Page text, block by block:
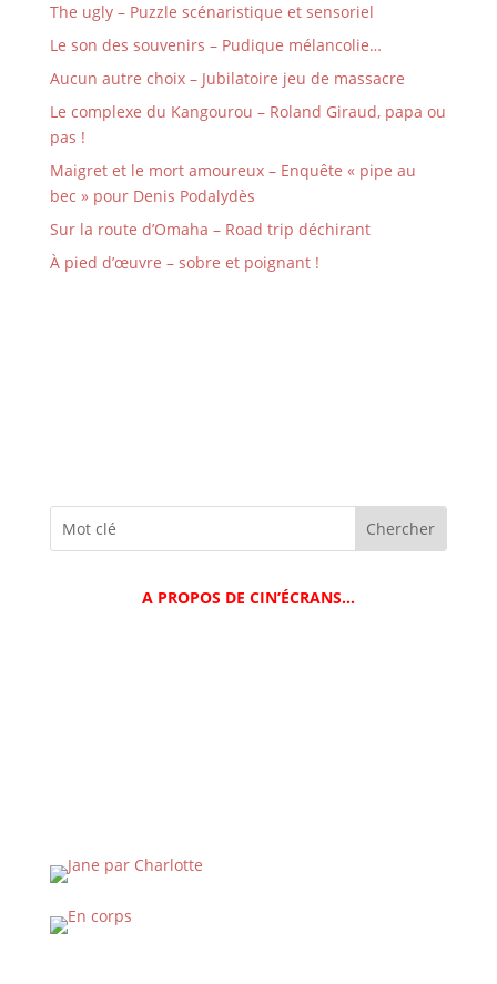
The ugly – Puzzle scénaristique et sensoriel
Le son des souvenirs – Pudique mélancolie…
Aucun autre choix – Jubilatoire jeu de massacre
Le complexe du Kangourou – Roland Giraud, papa ou
pas !
Maigret et le mort amoureux – Enquête « pipe au
bec » pour Denis Podalydès
Sur la route d’Omaha – Road trip déchirant
À pied d’œuvre – sobre et poignant !
A PROPOS DE CIN’ÉCRANS…